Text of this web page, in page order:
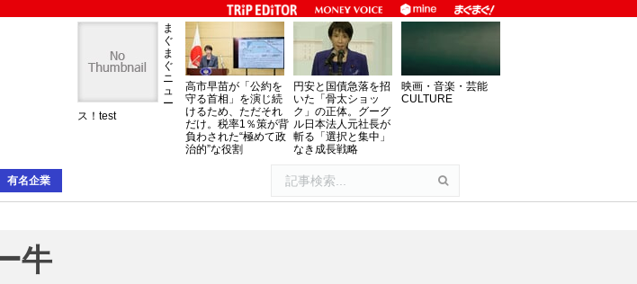
ま
ぐ
ま
ぐ
ニ
ュ
ー
ス！test
高市早苗が「公約を
守る首相」を演じ続
けるため、ただそれ
だけ。税率1％策が背
負わされた“極めて政
治的”な役割
円安と国債急落を招
いた「骨太ショッ
ク」の正体。グーグ
ル日本法人元社長が
斬る「選択と集中」
なき成長戦略
映画・音楽・芸能
CULTURE
有名企業
牛